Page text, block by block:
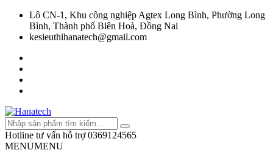
Lô CN-1, Khu công nghiệp Agtex Long Bình, Phường Long
Bình, Thành phố Biên Hoà, Đồng Nai
kesieuthihanatech@gmail.com
Hotline tư vấn hỗ trợ 0369124565
MENUMENU